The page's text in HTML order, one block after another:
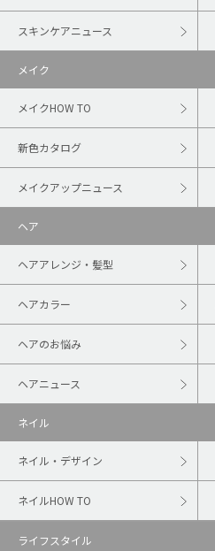
スキンケアニュース
メイク
メイクHOW TO
新色カタログ
メイクアップニュース
ヘア
ヘアアレンジ・髪型
ヘアカラー
ヘアのお悩み
ヘアニュース
ネイル
ネイル・デザイン
ネイルHOW TO
ライフスタイル